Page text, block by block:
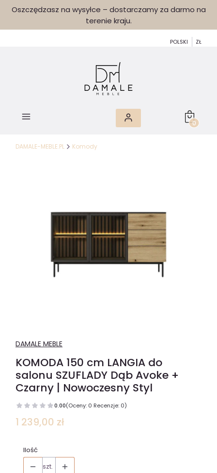
Oszczędzasz na wysyłce – dostarczamy za darmo na
terenie kraju.
POLSKI ZŁ
DAMALE-MEBLE.PL Komody
DAMALE MEBLE
KOMODA 150 cm LANGIA do
salonu SZUFLADY Dąb Avoke +
Czarny | Nowoczesny Styl
0.00(Oceny: 0 Recenzje: 0)
Cena
1 239,00 zł
Ilość
szt.